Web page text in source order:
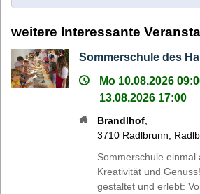
weitere Interessante
Sommerschule des
Mo 10.08.2026
13.08.2026 17:00
Brandlhof
3710 Radlbrunn
Sommerschule einmal
Kreativität und
gestaltet und erlebt: